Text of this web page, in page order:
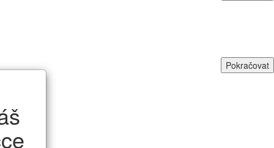
Pokračovat